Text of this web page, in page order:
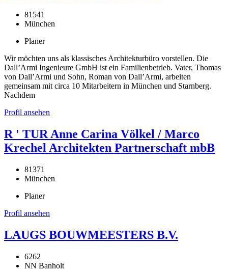
81541
München
Planer
Wir möchten uns als klassisches Architekturbüro vorstellen. Die
Dall’Armi Ingenieure GmbH ist ein Familienbetrieb. Vater, Thomas
von Dall’Armi und Sohn, Roman von Dall’Armi, arbeiten
gemeinsam mit circa 10 Mitarbeitern in München und Starnberg.
Nachdem
Profil ansehen
R ' TUR Anne Carina Völkel / Marco
Krechel Architekten Partnerschaft mbB
81371
München
Planer
Profil ansehen
LAUGS BOUWMEESTERS B.V.
6262
NN Banholt